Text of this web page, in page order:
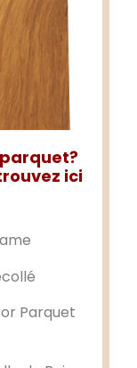
ici
Parquet